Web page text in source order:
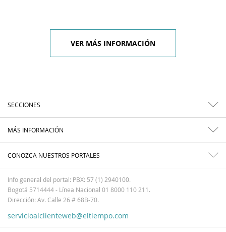
VER MÁS INFORMACIÓN
SECCIONES
MÁS INFORMACIÓN
CONOZCA NUESTROS PORTALES
Info general del portal: PBX: 57 (1) 2940100.
Bogotá 5714444 - Línea Nacional 01 8000 110 211.
Dirección: Av. Calle 26 # 68B-70.
servicioalclienteweb@eltiempo.com